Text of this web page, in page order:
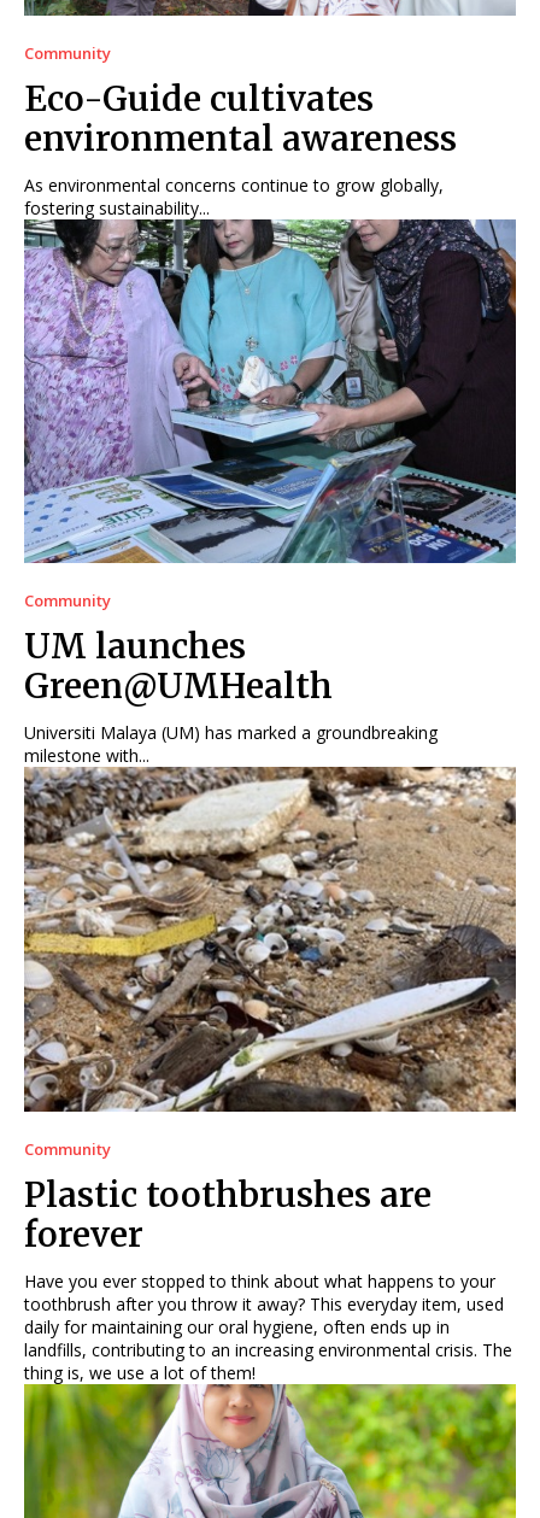
Community
Eco-Guide cultivates
environmental awareness
As environmental concerns continue to grow globally,
fostering sustainability...
Community
UM launches
Green@UMHealth
Universiti Malaya (UM) has marked a groundbreaking
milestone with...
Community
Plastic toothbrushes are
forever
Have you ever stopped to think about what happens to your
toothbrush after you throw it away? This everyday item, used
daily for maintaining our oral hygiene, often ends up in
landfills, contributing to an increasing environmental crisis. The
thing is, we use a lot of them!